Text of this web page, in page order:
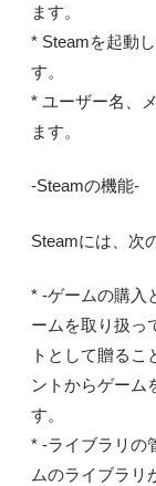
ます。
* Steamを起動
す。
* ユーザー名、
ます。
-Steamの機能-
Steamには、次
* -ゲームの購入
ームを取り扱っ
トとして贈る
ントからゲーム
す。
* -ライブラリの
ムのライブラリ